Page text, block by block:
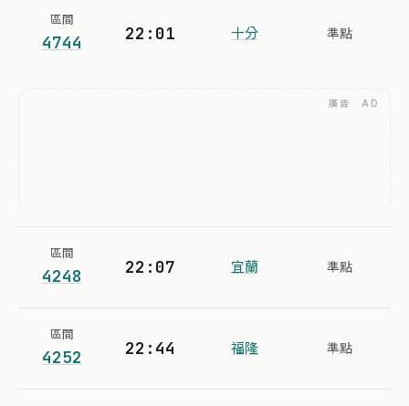
區間
4744 22:01 十分 準點
廣告 · AD
區間
4248 22:07 宜蘭 準點
區間
4252 22:44 福隆 準點